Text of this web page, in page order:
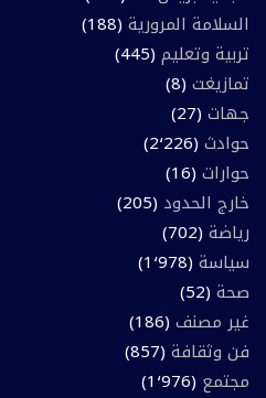
السلامة المرورية (188)
تربية وتعليم (445)
تمازيغت (8)
جهات (27)
حوادث (2٬226)
حوارات (16)
خارج الحدود (205)
رياضة (702)
سياسة (1٬978)
صحة (52)
غير مصنف (186)
فن وثقافة (857)
مجتمع (1٬976)